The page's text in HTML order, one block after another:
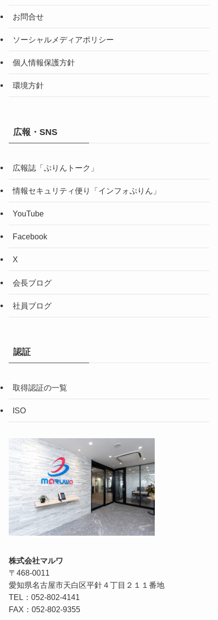
お問合せ
ソーシャルメディアポリシー
個人情報保護方針
環境方針
広報・SNS
広報誌「ぷりんトーク」
情報セキュリティ便り「インフォぷりん」
YouTube
Facebook
X
会長ブログ
社員ブログ
認証
取得認証の一覧
ISO
株式会社マルワ
〒468-0011
愛知県名古屋市天白区平針４丁目２１１番地
TEL：052-802-4141
FAX：052-802-9355